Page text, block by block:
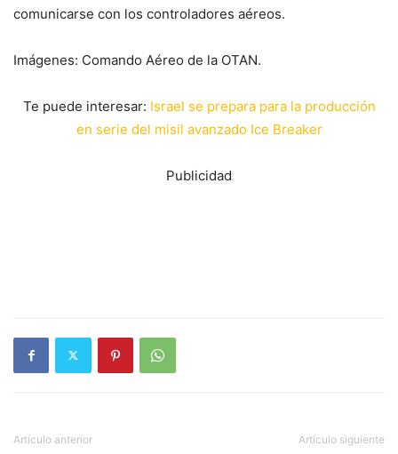
comunicarse con los controladores aéreos.
Imágenes: Comando Aéreo de la OTAN.
Te puede interesar: Israel se prepara para la producción
en serie del misil avanzado Ice Breaker
Publicidad
Artículo anterior Artículo siguiente